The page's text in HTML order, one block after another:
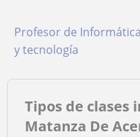
Profesor de Informática
y tecnología
Tipos de clases
Matanza De